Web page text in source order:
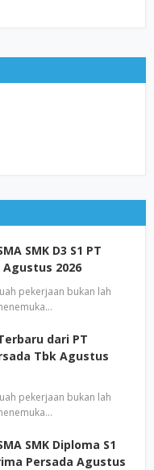
SMK D3 S1 PT
2026
pekerjaan bukan lah
dari PT
Tbk Agustus
pekerjaan bukan lah
SMK Diploma S1
Persada Agustus